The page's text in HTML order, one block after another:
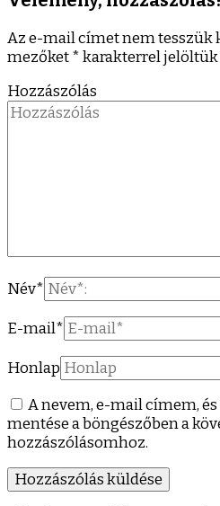
Az e-mail címet nem tesszük
mezőket*karakterrel jelöltük
Hozzászólás
Név*
E-mail*
Honlap
A nevem, e-mail címem,
mentése a böngészőben a
hozzászólásomhoz.